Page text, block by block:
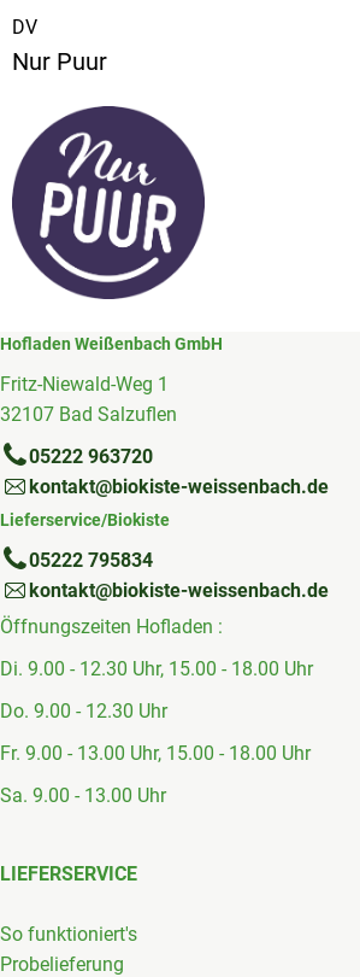
DV
Nur Puur
Hofladen Weißenbach GmbH
Fritz-Niewald-Weg 1
32107 Bad Salzuflen
05222 963720
kontakt@biokiste-weissenbach.de
Lieferservice/Biokiste
05222 795834
kontakt@biokiste-weissenbach.de
Öffnungszeiten Hofladen :
Di. 9.00 - 12.30 Uhr, 15.00 - 18.00 Uhr
Do. 9.00 - 12.30 Uhr
Fr. 9.00 - 13.00 Uhr, 15.00 - 18.00 Uhr
Sa. 9.00 - 13.00 Uhr
LIEFERSERVICE
So funktioniert's
Probelieferung